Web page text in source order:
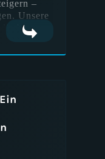
–
Unsere
besten